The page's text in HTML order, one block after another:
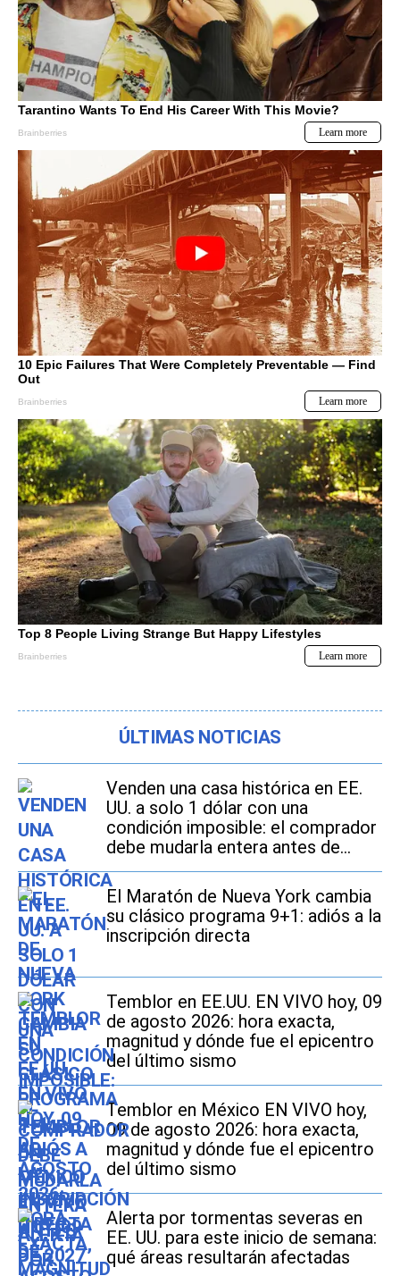
ÚLTIMAS NOTICIAS
Venden una casa histórica en EE.
UU. a solo 1 dólar con una
condición imposible: el comprador
debe mudarla entera antes de
2027
El Maratón de Nueva York cambia
su clásico programa 9+1: adiós a la
inscripción directa
Temblor en EE.UU. EN VIVO hoy, 09
de agosto 2026: hora exacta,
magnitud y dónde fue el epicentro
del último sismo
Temblor en México EN VIVO hoy,
09 de agosto 2026: hora exacta,
magnitud y dónde fue el epicentro
del último sismo
Alerta por tormentas severas en
EE. UU. para este inicio de semana:
qué áreas resultarán afectadas